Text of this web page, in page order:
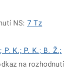
NS: 7 Tz
K.; P. K.; B. Ž.;
na rozhodnutí